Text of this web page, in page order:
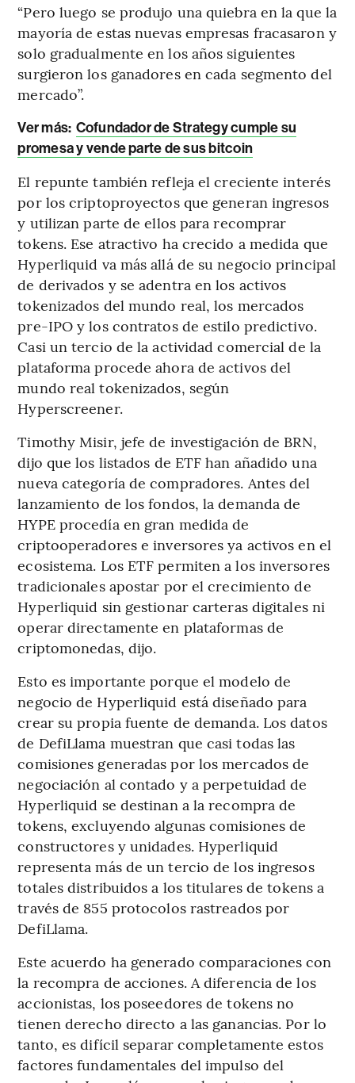
“Pero luego se produjo una quiebra en la que la
mayoría de estas nuevas empresas fracasaron y
solo gradualmente en los años siguientes
surgieron los ganadores en cada segmento del
mercado”.
Ver más: Cofundador de Strategy cumple su
promesa y vende parte de sus bitcoin
El repunte también refleja el creciente interés
por los criptoproyectos que generan ingresos
y utilizan parte de ellos para recomprar
tokens. Ese atractivo ha crecido a medida que
Hyperliquid va más allá de su negocio principal
de derivados y se adentra en los activos
tokenizados del mundo real, los mercados
pre-IPO y los contratos de estilo predictivo.
Casi un tercio de la actividad comercial de la
plataforma procede ahora de activos del
mundo real tokenizados, según
Hyperscreener.
Timothy Misir, jefe de investigación de BRN,
dijo que los listados de ETF han añadido una
nueva categoría de compradores. Antes del
lanzamiento de los fondos, la demanda de
HYPE procedía en gran medida de
criptooperadores e inversores ya activos en el
ecosistema. Los ETF permiten a los inversores
tradicionales apostar por el crecimiento de
Hyperliquid sin gestionar carteras digitales ni
operar directamente en plataformas de
criptomonedas, dijo.
Esto es importante porque el modelo de
negocio de Hyperliquid está diseñado para
crear su propia fuente de demanda. Los datos
de DefiLlama muestran que casi todas las
comisiones generadas por los mercados de
negociación al contado y a perpetuidad de
Hyperliquid se destinan a la recompra de
tokens, excluyendo algunas comisiones de
constructores y unidades. Hyperliquid
representa más de un tercio de los ingresos
totales distribuidos a los titulares de tokens a
través de 855 protocolos rastreados por
DefiLlama.
Este acuerdo ha generado comparaciones con
la recompra de acciones. A diferencia de los
accionistas, los poseedores de tokens no
tienen derecho directo a las ganancias. Por lo
tanto, es difícil separar completamente estos
factores fundamentales del impulso del